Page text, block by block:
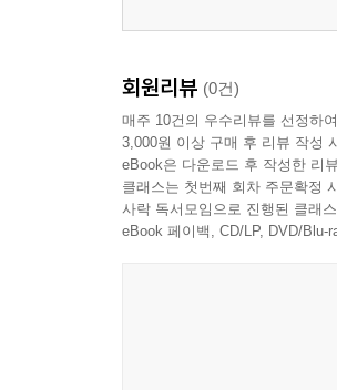
회원리뷰 (0건)
매주 10건의 우수리뷰를 선정하
3,000원 이상 구매 후 리뷰 작성
eBook은 다운로드 후 작성한 리
클래스는 첫번째 회차 주문확정
사락 독서모임으로 진행된 클래
eBook 페이백, CD/LP, DVD/